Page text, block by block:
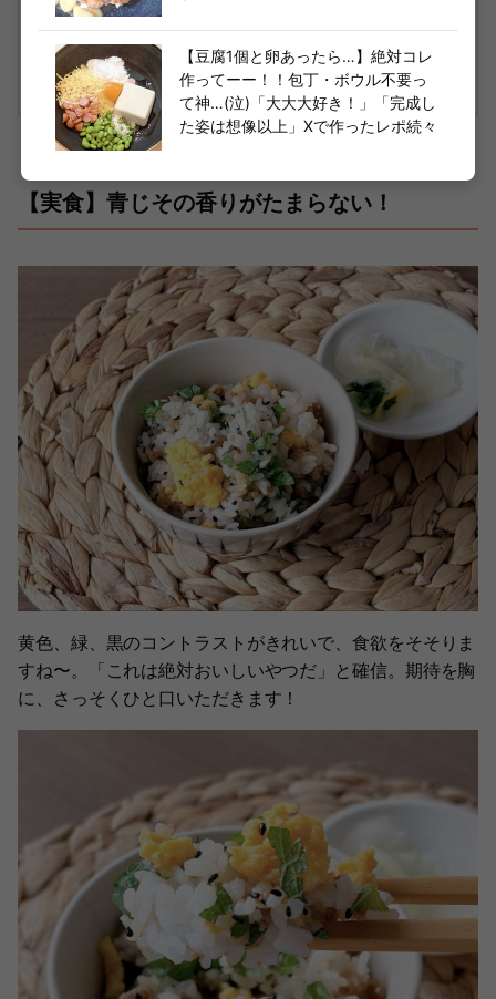
楽天で購入
【実食】青じその香りがたまらない！
黄色、緑、黒のコントラストがきれいで、食欲をそそりま
すね〜。「これは絶対おいしいやつだ」と確信。期待を胸
に、さっそくひと口いただきます！
【豆腐1個と卵あったら…】絶対コレ
作ってーー！！包丁・ボウル不要っ
て神…(泣)「大大大好き！」「完成し
た姿は想像以上」Xで作ったレポ続々